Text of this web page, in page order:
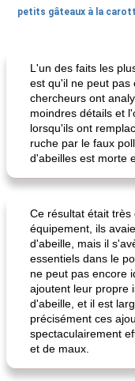
petits gâteaux à la
frittata au poulet
L'un des faits les
est qu'il ne peut pas
chercheurs ont
moindres détails et
lorsqu'ils ont
ruche par le faux
d'abeilles est morte
Ce résultat était
équipement, ils
d'abeille, mais il
essentiels dans le
ne peut pas encore
ajoutent leur propre
d'abeille, et il est
précisément ces
spectaculairement
et de maux.